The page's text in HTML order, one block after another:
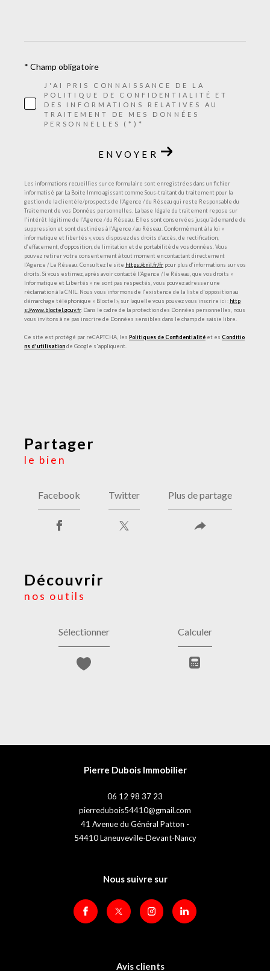
J'AI PRIS CONNAISSANCE DE LA
POLITIQUE DE CONFIDENTIALITÉ ET
DES INFORMATIONS RELATIVES AU
TRAITEMENT DE MES DONNÉES
PERSONNELLES (*)*
* Champ obligatoire
ENVOYER
Les informations recueillies sur ce formulaire sont enregistrées dans un fichier
informatisé par La Boite Immo agissant comme Sous-traitant du traitement pour la
gestion de la clientèle/prospects de l'Agence / du Réseau qui reste Responsable du
Traitement de vos Données personnelles. La base légale du traitement repose sur
l'intérêt légitime de l'Agence / du Réseau. Elles sont conservées jusqu'à demande de
suppression et sont destinées à l'Agence / au Réseau. Conformément à la loi «
informatique et libertés », vous disposez des droits d’accès, de rectification,
d’effacement, d’opposition, de limitation et de portabilité de vos données. Vous
pouvez retirer votre consentement à tout moment en contactant directement
l’Agence / Le Réseau. Consultez le site https://cnil.fr/fr pour plus d’informations sur vos
droits. Si vous estimez, après avoir contacté l'Agence / le Réseau, que vos droits «
Informatique et Libertés » ne sont pas respectés, vous pouvez adresser une
réclamation à la CNIL. Nous vous informons de l’existence de la liste d'opposition au
démarchage téléphonique « Bloctel », sur laquelle vous pouvez vous inscrire ici : http
s://www.bloctel.gouv.fr. Dans le cadre de la protection des Données personnelles, nous
vous invitons à ne pas inscrire de Données sensibles dans le champ de saisie libre.
Ce site est protégé par reCAPTCHA, les Politiques de Confidentialité et es Conditio
ns d'utilisationde Google s'appliquent.
partager
le bien
Facebook Twitter Plus de partage
découvrir
nos outils
Sélectionner Calculer
Pierre Dubois Immobilier
06 12 98 37 23
pierredubois54410@gmail.com
41 Avenue du Général Patton -
54410 Laneuveville-Devant-Nancy
Nous suivre sur
Avis clients